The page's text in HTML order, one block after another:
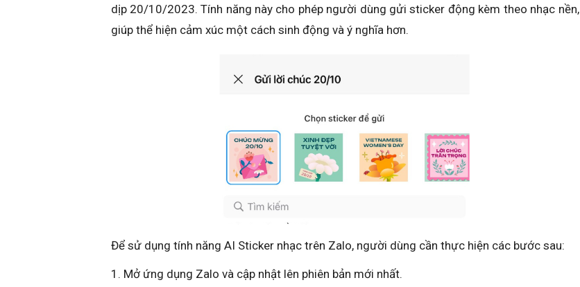
dịp 20/10/2023. Tính năng này cho phép người dùng gửi sticker động kèm theo nhạc nền,
giúp thể hiện cảm xúc một cách sinh động và ý nghĩa hơn.
Để sử dụng tính năng AI Sticker nhạc trên Zalo, người dùng cần thực hiện các bước sau:
Mở ứng dụng Zalo và cập nhật lên phiên bản mới nhất.